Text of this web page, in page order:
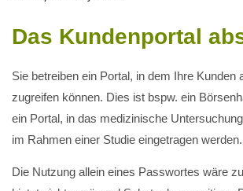
Das Kundenportal
Sie betreiben ein Portal, in dem Ihre Kunden
zugreifen können. Dies ist bspw. ein
ein Portal, in das medizinische
im Rahmen einer Studie eingetragen werden.
Die Nutzung allein eines Passwortes wäre